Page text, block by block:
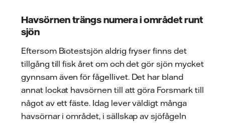
Havsörnen trängs numera i området runt
sjön
Eftersom Biotestsjön aldrig fryser finns det
tillgång till fisk året om och det gör sjön mycket
gynnsam även för fågellivet. Det har bland
annat lockat havsörnen till att göra Forsmark till
något av ett fäste. Idag lever väldigt många
havsörnar i området, i sällskap av sjöfågeln